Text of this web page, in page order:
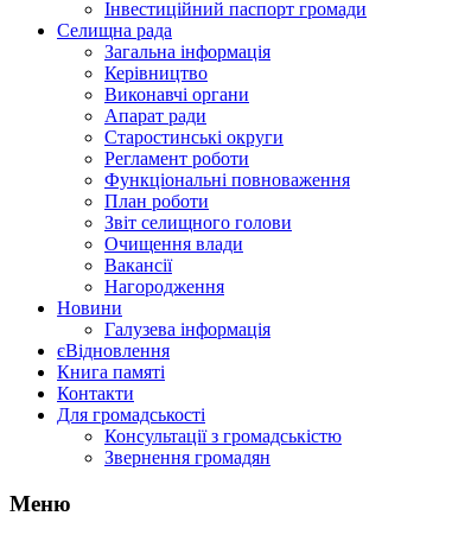
Інвестиційний паспорт громади
Селищна рада
Загальна інформація
Керівництво
Виконавчі органи
Апарат ради
Старостинські округи
Регламент роботи
Функціональні повноваження
План роботи
Звіт селищного голови
Очищення влади
Вакансії
Нагородження
Новини
Галузева інформація
єВідновлення
Книга памяті
Контакти
Для громадськості
Консультації з громадськістю
Звернення громадян
Меню